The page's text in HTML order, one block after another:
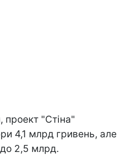
проект "Стіна"
4,1 млрд гривень, але
2,5 млрд.